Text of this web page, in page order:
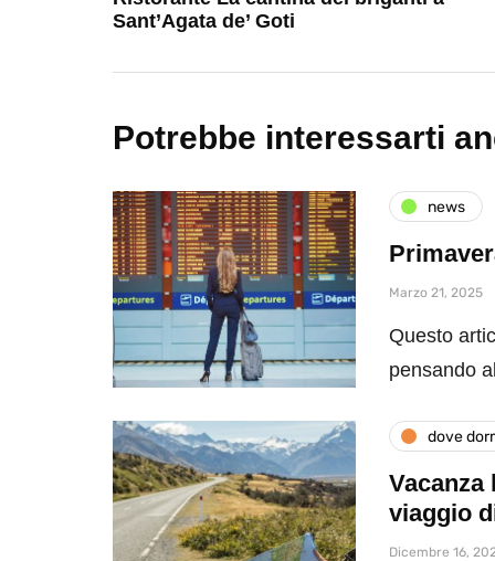
Sant’Agata de’ Goti
Potrebbe interessarti
news
Marzo 21, 2025
Questo
pensando
dove
Vacanza
viaggio
Dicembre 16,